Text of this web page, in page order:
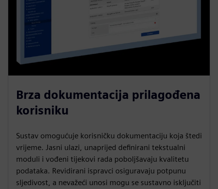
Brza dokumentacija prilagođena
korisniku
Sustav omogućuje korisničku dokumentaciju koja štedi
vrijeme. Jasni ulazi, unaprijed definirani tekstualni
moduli i vođeni tijekovi rada poboljšavaju kvalitetu
podataka. Revidirani ispravci osiguravaju potpunu
sljedivost, a nevažeći unosi mogu se sustavno isključiti